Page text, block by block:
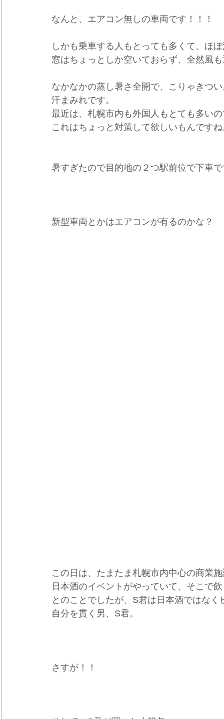
なんと、エアコン無しの車両です！！！
しかも乗車する人もとっても多くて、ほ
窓はちょっとしか空いておらず、全然風
なかなかの蒸し暑さ全開で、こりゃきつ
汗まみれです。
最近は、札幌市内も外国人もとても多い
これはちょっと対策して欲しいもんです
暑すぎたので目的地の２つ駅前位で下車
新型車両とかはエアコンが有るのかな？
この日は、たまたま札幌市内中心の商業
日本酒のイベントがやっていて、そこで
とのことでしたが、S君は日本酒ではなく
自分を貫く男、S君。
さすが！！